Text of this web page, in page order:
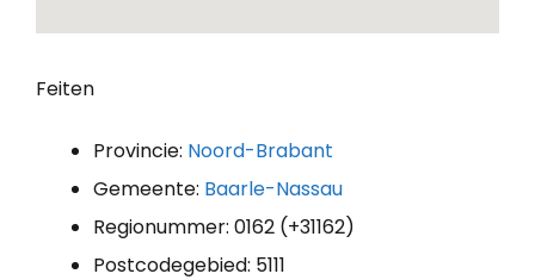
Feiten
Provincie: Noord-Brabant
Gemeente: Baarle-Nassau
Regionummer: 0162 (+31162)
Postcodegebied: 5111